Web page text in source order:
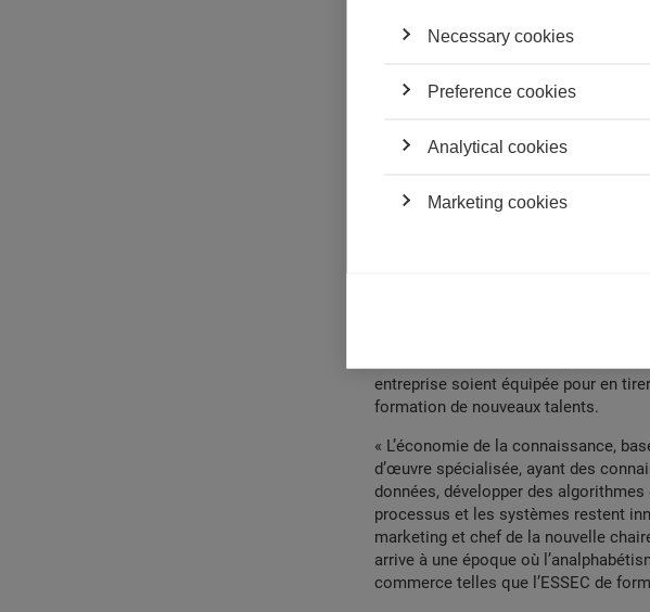
entreprise soient équipée pour en
formation de nouveaux talents.
« L’économie de la connaissance,
d’œuvre spécialisée, ayant des
données, développer des
processus et les systèmes restent
marketing et chef de la nouvelle
arrive à une époque où
commerce telles que l’ESSEC de
Necessary cookies
Preference cookies
Analytical cookies
Marketing cookies